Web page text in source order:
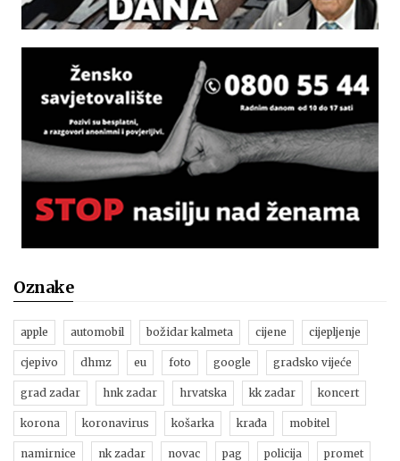
Oznake
apple automobil božidar kalmeta cijene cijepljenje
cjepivo dhmz eu foto google gradsko vijeće
grad zadar hnk zadar hrvatska kk zadar koncert
korona koronavirus košarka krađa mobitel
namirnice nk zadar novac pag policija promet